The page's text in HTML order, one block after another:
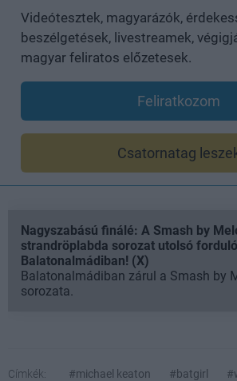
Videótesztek, magyarázók,
beszélgetések, livestreamek,
magyar feliratos előzetesek.
Feliratkozom
Csatornatag
Nagyszabású finálé: A Smash by
strandröplabda sorozat utolsó
Balatonalmádiban! (X)
Balatonalmádiban zárul a Smash by
sorozata.
Címkék: #michael keaton #batgirl